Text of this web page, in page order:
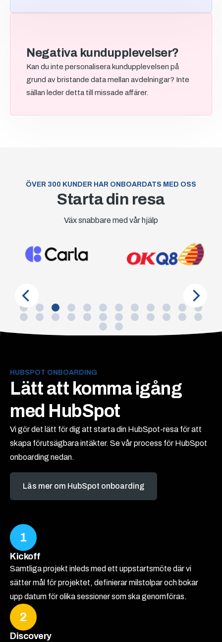
Negativa kundupplevelser?
Kan du inte personalisera kundupplevelsen på
grund av bristande data mellan avdelningar? Inte
sällan leder detta till missade affärer.
ÖVER 300 KUNDER HAR ONBOARDATS MED OSS
Starta din resa
Väx snabbare med vår hjälp
HUBSPOT ONBOARDING
Lätt att komma igång
med HubSpot
Vi gör det lätt för dig att starta din HubSpot-resa för att
skapa förutsägbara intäkter. Se vår process för HubSpot
onboarding nedan.
Läs mer om HubSpot onboarding
1
Kickoff
Samtliga projekt inleds med ett uppstartsmöte där vi
sätter mål för projektet, definierar milstolpar och bokar
upp datum för olika sessioner som ska genomföras.
2
Discovery